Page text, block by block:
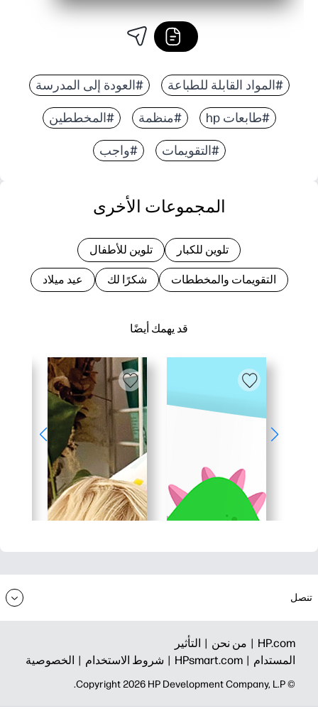
#المواد القابلة للطباعة #العودة إلى المدرسة
#طابعات hp #منظمة #المخططين
#التقويمات #واجب
قد يهمك أيضًا
المجموعات الأخرى
تلوين للكبار تلوين للأطفال
التقويمات والمخططات شكرًا لك عيد ميلاد
تنصل
HP.com | من نحن | التأثير
المستدام | HPsmart.com | شروط الاستخدام | الخصوصية
© Copyright 2026 HP Development Company, L.P.